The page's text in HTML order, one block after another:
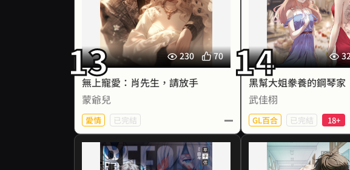
出現。
溫柔的布蘭妲帶來了她所渴求的陪
伴，
漸漸地，蕾米娃開始想要得更多，
她貪戀著布蘭妲身上的淡淡白麝
甚至忍不住希望，布蘭妲能夠是她
「小石頭，遊戲還沒結束，回
來。」
這是徐時同第二十五次踏入同一個
恐怖關卡。
其他玩家顫抖地說：「你是新來的
徐時同冷笑：「別浪費時間了，這
關我破過。書房左邊第十三個書櫃
上面有張卡，拿去交給NPC就能過
關。」
13 230 70
「肖先生，據說，我是性冷淡
女。」
「誰說的？」 「十年前，你說
的。」
「嗯，我收回這句話。」
再說這種事，多做幾次就熱了。 他
們不過是一段平凡的傳奇。
無上寵愛：肖先生，請放手
蒙爺兒
愛情 已完結
14芷彤對著欠公司錢的女
堂經營的項目，讓女人
何賣身還債……對於芷
派是她的第三個家，但
她的是血腥暴力的黑暗
次次的推著同為女人
坑，一次次受到良心的
太多為愛欠債的傻女人
的成長歷程，讓她不
黑幫大姐豢養的鋼琴家
武佳栩
GL百合 已完結 18+
生存守則①：絕對不要相信任何
★ 抑制不住的是病毒，